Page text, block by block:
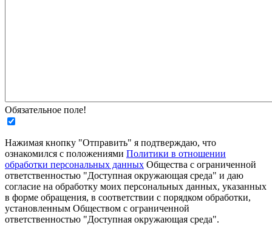
Обязательное поле!
Нажимая кнопку "Отправить" я подтверждаю, что
ознакомился с положениями Политики в отношении
обработки персональных данных Общества с ограниченной
ответственностью "Доступная окружающая среда" и даю
согласие на обработку моих персональных данных, указанных
в форме обращения, в соответствии с порядком обработки,
установленным Обществом с ограниченной
ответственностью "Доступная окружающая среда".